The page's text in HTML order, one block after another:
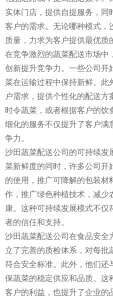
实体门店，提供自提服务，同
客户的需求。无论哪种模式，
质量，力求为客户提供最优质
在竞争激烈的蔬菜配送市场中
创新提升竞争力。一些公司开
菜在运输过程中保持新鲜。此
户需求，提供个性化的配送
时令蔬菜，或者根据客户的
细化的服务不仅提升了客户满
争力。
沙田蔬菜配送公司的可持续发
菜新鲜度的同时，许多公司开
的使用，推广可降解的包装材
作，推广绿色种植技术，减少
康。这种可持续发展模式不
者的信任和支持。
沙田蔬菜配送公司在食品安全
立了完善的质检体系，对每
符合安全标准。此外，他们还
保蔬菜的稳定供应和品质。这
客户的利益，也提升了企业的